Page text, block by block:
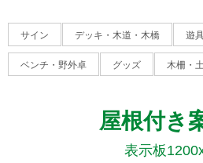
サイン デッキ・木道・木橋 遊
ベンチ・野外卓 グッズ 木柵・
屋根付き
表示板